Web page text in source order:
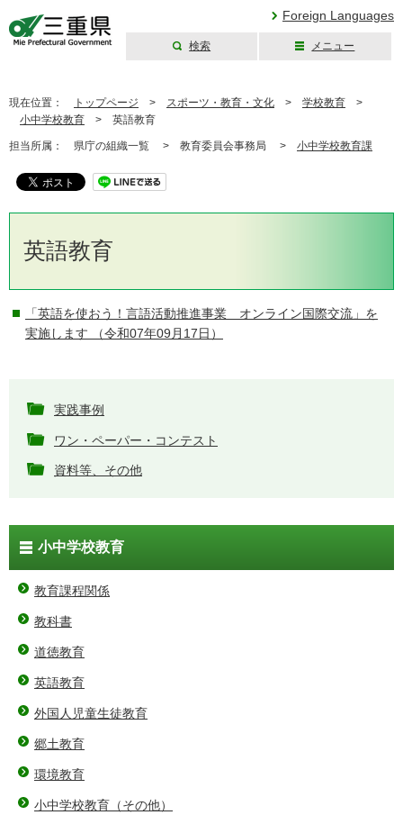
Foreign Languages
検索 メニュー
現在位置： トップページ > スポーツ・教育・文化 > 学校教育 >
小中学校教育 > 英語教育
担当所属： 県庁の組織一覧 > 教育委員会事務局 > 小中学校教育課
英語教育
「英語を使おう！言語活動推進事業 オンライン国際交流」を
実施します （令和07年09月17日）
実践事例
ワン・ペーパー・コンテスト
資料等、その他
小中学校教育
教育課程関係
教科書
道徳教育
英語教育
外国人児童生徒教育
郷土教育
環境教育
小中学校教育（その他）